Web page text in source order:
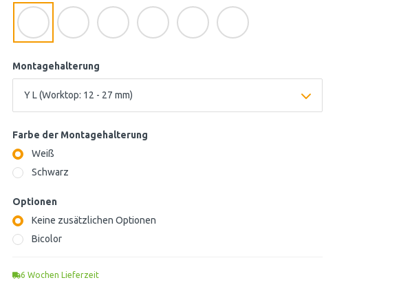
Montagehalterung
Farbe der Montagehalterung
Weiß
Schwarz
Optionen
Keine zusätzlichen Optionen
Bicolor
6 Wochen Lieferzeit